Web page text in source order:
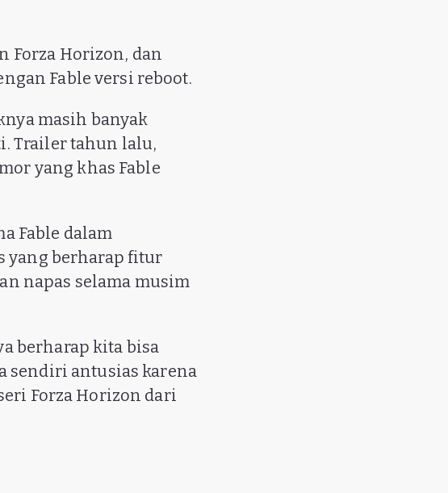
Forza Horizon, dan
Fable versi reboot.
masih banyak
Trailer tahun lalu,
yang khas Fable
Fable dalam
yang berharap fitur
napas selama musim
berharap kita bisa
sendiri antusias karena
Forza Horizon dari